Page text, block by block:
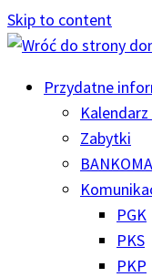
Skip to content
Przydatne
Zabytki
PGK
PKS
PKP